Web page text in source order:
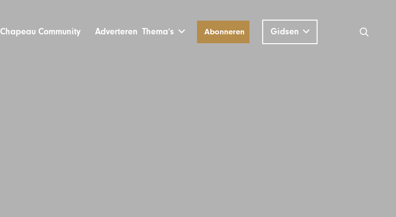
Chapeau Community Adverteren Thema’s Abonneren Gidsen